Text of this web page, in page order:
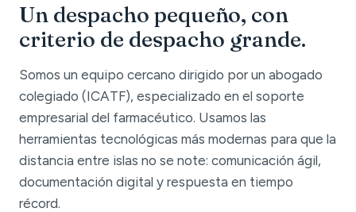
Un despacho pequeño, con
criterio de despacho grande.
Somos un equipo cercano dirigido por un abogado
colegiado (ICATF), especializado en el soporte
empresarial del farmacéutico. Usamos las
herramientas tecnológicas más modernas para que la
distancia entre islas no se note: comunicación ágil,
documentación digital y respuesta en tiempo
récord.